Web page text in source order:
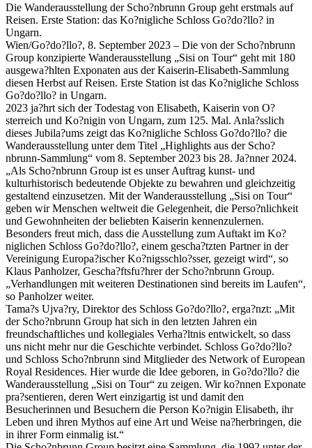
Die Wanderausstellung der Scho?nbrunn Group geht erstmals auf
Reisen. Erste Station: das Ko?nigliche Schloss Go?do?llo? in
Ungarn.
Wien/Go?do?llo?, 8. September 2023 – Die von der Scho?nbrunn
Group konzipierte Wanderausstellung „Sisi on Tour“ geht mit 180
ausgewa?hlten Exponaten aus der Kaiserin-Elisabeth-Sammlung
diesen Herbst auf Reisen. Erste Station ist das Ko?nigliche Schloss
Go?do?llo? in Ungarn.
2023 ja?hrt sich der Todestag von Elisabeth, Kaiserin von O?
sterreich und Ko?nigin von Ungarn, zum 125. Mal. Anla?sslich
dieses Jubila?ums zeigt das Ko?nigliche Schloss Go?do?llo? die
Wanderausstellung unter dem Titel „Highlights aus der Scho?
nbrunn-Sammlung“ vom 8. September 2023 bis 28. Ja?nner 2024.
„Als Scho?nbrunn Group ist es unser Auftrag kunst- und
kulturhistorisch bedeutende Objekte zu bewahren und gleichzeitig
gestaltend einzusetzen. Mit der Wanderausstellung „Sisi on Tour“
geben wir Menschen weltweit die Gelegenheit, die Perso?nlichkeit
und Gewohnheiten der beliebten Kaiserin kennenzulernen.
Besonders freut mich, dass die Ausstellung zum Auftakt im Ko?
niglichen Schloss Go?do?llo?, einem gescha?tzten Partner in der
Vereinigung Europa?ischer Ko?nigsschlo?sser, gezeigt wird“, so
Klaus Panholzer, Gescha?ftsfu?hrer der Scho?nbrunn Group.
„Verhandlungen mit weiteren Destinationen sind bereits im Laufen“,
so Panholzer weiter.
Tama?s Ujva?ry, Direktor des Schloss Go?do?llo?, erga?nzt: „Mit
der Scho?nbrunn Group hat sich in den letzten Jahren ein
freundschaftliches und kollegiales Verha?ltnis entwickelt, so dass
uns nicht mehr nur die Geschichte verbindet. Schloss Go?do?llo?
und Schloss Scho?nbrunn sind Mitglieder des Network of European
Royal Residences. Hier wurde die Idee geboren, in Go?do?llo? die
Wanderausstellung „Sisi on Tour“ zu zeigen. Wir ko?nnen Exponate
pra?sentieren, deren Wert einzigartig ist und damit den
Besucherinnen und Besuchern die Person Ko?nigin Elisabeth, ihr
Leben und ihren Mythos auf eine Art und Weise na?herbringen, die
in ihrer Form einmalig ist.“